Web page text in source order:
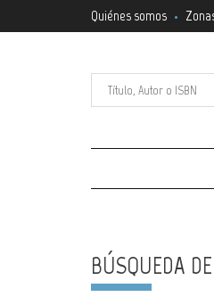
Quiénes somos
BÚSQUEDA